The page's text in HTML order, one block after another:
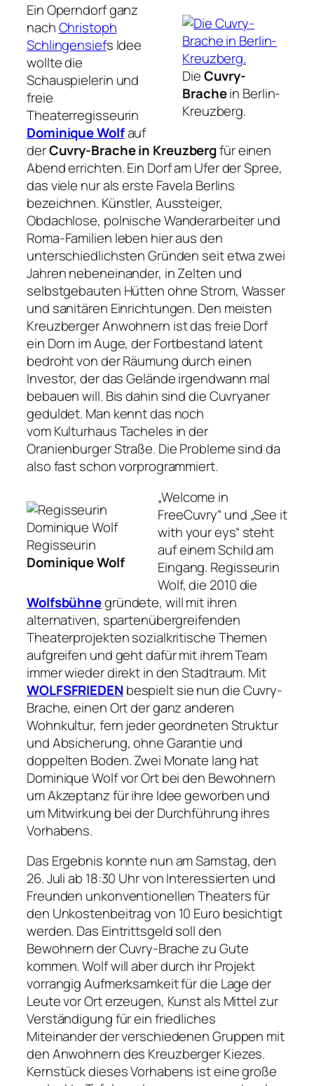
DieCuvry-
Brachein Berlin-
Kreuzberg.
Ein Operndorf ganz
nachChristoph
Schlingensiefs Idee
wollte die
Schauspielerin und
freie
Theaterregisseurin
Dominique Wolfauf
derCuvry-Brache in Kreuzbergfür einen
Abend errichten. Ein Dorf am Ufer der Spree,
das viele nur als erste Favela Berlins
bezeichnen. Künstler, Aussteiger,
Obdachlose, polnische Wanderarbeiter und
Roma-Familien leben hier aus den
unterschiedlichsten Gründen seit etwa zwei
Jahren nebeneinander, in Zelten und
selbstgebauten Hütten ohne Strom, Wasser
und sanitären Einrichtungen. Den meisten
Kreuzberger Anwohnern ist das freie Dorf
ein Dorn im Auge, der Fortbestand latent
bedroht von der Räumung durch einen
Investor, der das Gelände irgendwann mal
bebauen will. Bis dahin sind die Cuvryaner
geduldet. Man kennt das noch
vom Kulturhaus Tacheles in der
Oranienburger Straße. Die Probleme sind da
also fast schon vorprogrammiert.
Regisseurin
Dominique Wolf
„Welcome in
FreeCuvry“ und „See it
with your eys“ steht
auf einem Schild am
Eingang. Regisseurin
Wolf, die 2010 die
Wolfsbühnegründete, will mit ihren
alternativen, spartenübergreifenden
Theaterprojekten sozialkritische Themen
aufgreifen und geht dafür mit ihrem Team
immer wieder direkt in den Stadtraum. Mit
WOLFSFRIEDEN bespielt sie nun die Cuvry-
Brache, einen Ort der ganz anderen
Wohnkultur, fern jeder geordneten Struktur
und Absicherung, ohne Garantie und
doppelten Boden. Zwei Monate lang hat
Dominique Wolf vor Ort bei den Bewohnern
um Akzeptanz für ihre Idee geworben und
um Mitwirkung bei der Durchführung ihres
Vorhabens.
Das Ergebnis konnte nun am Samstag, den
26. Juli ab 18:30 Uhr von Interessierten und
Freunden unkonventionellen Theaters für
den Unkostenbeitrag von 10 Euro besichtigt
werden. Das Eintrittsgeld soll den
Bewohnern der Cuvry-Brache zu Gute
kommen. Wolf will aber durch ihr Projekt
vorrangig Aufmerksamkeit für die Lage der
Leute vor Ort erzeugen, Kunst als Mittel zur
Verständigung für ein friedliches
Miteinander der verschiedenen Gruppen mit
den Anwohnern des Kreuzberger Kiezes.
Kernstück dieses Vorhabens ist eine große